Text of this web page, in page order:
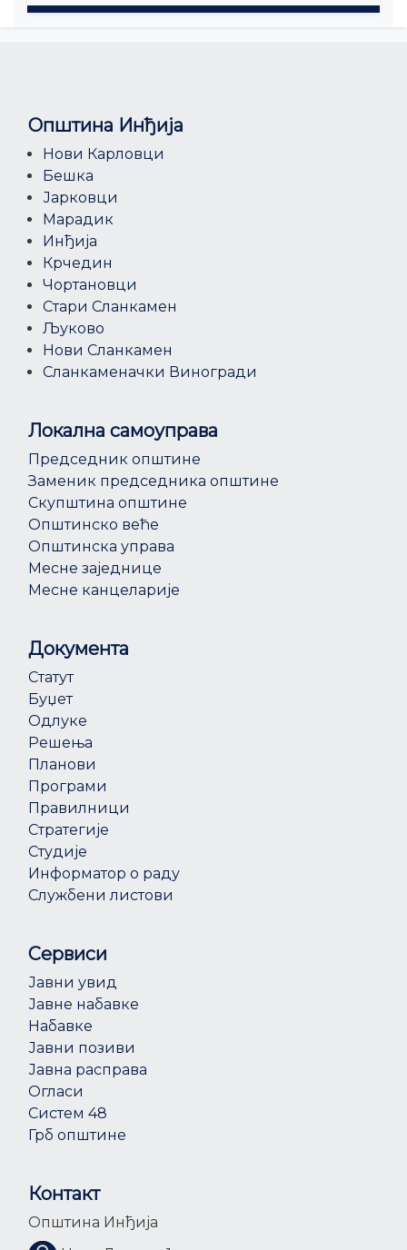
Општина Инђија
Нови Карловци
Бешка
Јарковци
Марадик
Инђија
Крчедин
Чортановци
Стари Сланкамен
Љуково
Нови Сланкамен
Сланкаменачки Виногради
Локална самоуправа
Председник општине
Заменик председника општине
Скупштина општине
Општинско веће
Општинска управа
Месне заједнице
Месне канцеларије
Документа
Статут
Буџет
Одлуке
Решења
Планови
Програми
Правилници
Стратегије
Студије
Информатор о раду
Службени листови
Сервиси
Јавни увид
Јавне набавке
Набавке
Јавни позиви
Јавна расправа
Огласи
Систем 48
Грб општине
Контакт
Општина Инђија